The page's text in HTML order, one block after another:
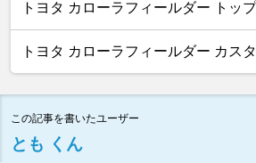
トヨタ カローラフィールダー トップ
トヨタ カローラフィールダー カス
この記事を書いたユーザー
とも くん